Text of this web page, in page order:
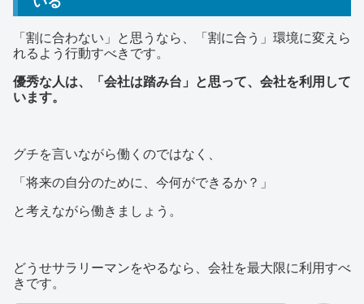
「割に合わない」と思うなら、「割に合う」環境に変えら
れるよう行動すべきです。
優秀な人は、「会社は踏み台」と思って、会社を利用して
います。
グチを言いながら働くのではなく、
「将来の自分のために、今何ができるか？」
と考えながら働きましょう。
どうせサラリーマンをやるなら、会社を最大限に利用すべ
きです。